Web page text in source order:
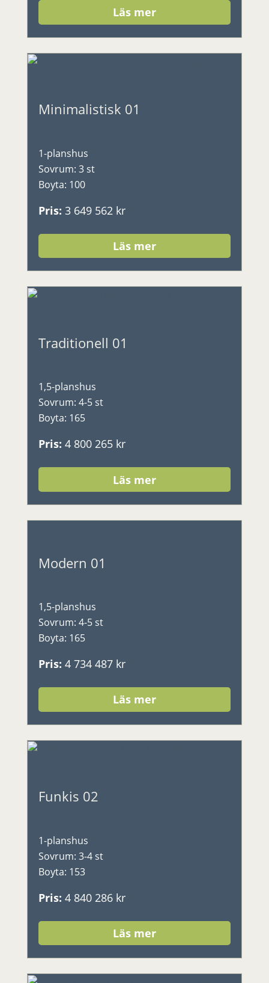
Läs mer
Minimalistisk 01
1-planshus
Sovrum: 3 st
Boyta: 100
Pris: 3 649 562 kr
Läs mer
Traditionell 01
1,5-planshus
Sovrum: 4-5 st
Boyta: 165
Pris: 4 800 265 kr
Läs mer
Modern 01
1,5-planshus
Sovrum: 4-5 st
Boyta: 165
Pris: 4 734 487 kr
Läs mer
Funkis 02
1-planshus
Sovrum: 3-4 st
Boyta: 153
Pris: 4 840 286 kr
Läs mer